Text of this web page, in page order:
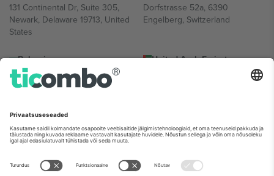
131 Continental Dr, Suite 305,
Newark, Delaware 19713, United
States
Dorfstrasse 52a, 6390
Engelberg, Switzerland
Bulgaria
Regus Sofia City West, bul
Totleben 53-55, 1606 Sofia,
United Arab Emirates
UAE Dubai Silicon Oasis, DDP
Mexico
Av Chapultepec 360, Roma
Norte, Cuauhtémoc, 06700
Ciudad de México, CDMX,